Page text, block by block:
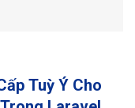
Tuỳ Ý Cho